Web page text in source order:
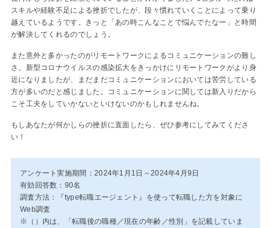
スキルや経験不足による挫折でしたが、段々慣れていくことによって乗り
越えているようです。きっと「あの時こんなことで悩んでたなー」と時間
が解決してくれるのでしょう。
また意外と多かったのがリモートワークによるコミュニケーションの難し
さ。新型コロナウイルスの感染拡大をきっかけにリモートワークがより身
近になりましたが、まだまだコミュニケーションにおいては苦労している
方が多いのだと感じました。コミュニケーションに関しては新入りだから
こそ工夫をしていかないといけないのかもしれませんね。
もしあなたが何かしらの挫折に直面したら、ぜひ参考にしてみてくださ
い！
アンケート実施期間：2024年1月1日～2024年4月9日
有効回答数：90名
調査方法：『type転職エージェント』を使って転職した方を対象に
Web調査
※（）内は、「転職後の職種／現在の年齢／性別」を記載していま